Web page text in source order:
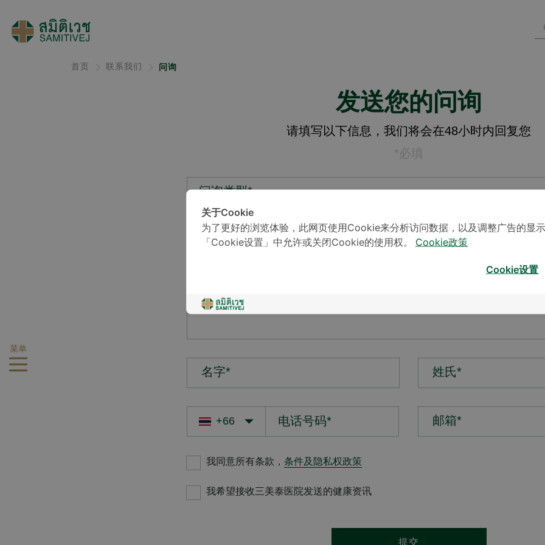
菜单
首页 联系我们 问询
发送您的问询
请填写以下信息，我们将会在48小时内回复您
*必填
问询类型*
位置*
名字* 姓氏*
邮箱*
我同意所有条款， 条件及隐私权政策
我希望接收三美泰医院发送的健康资讯
提交
关于Cookie
为了更好的浏览体验，此网页使用Cookie来分析访问数据，以及调整广告的显
「Cookie设置」中允许或关闭Cookie的使用权。
Cookie政策
Cookie设置